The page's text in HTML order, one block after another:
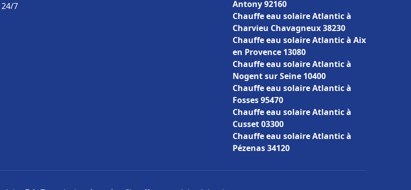
7
Antony 92160
Chauffe eau solaire Atlantic à
Charvieu Chavagneux 38230
Chauffe eau solaire Atlantic à Aix
en Provence 13080
Chauffe eau solaire Atlantic à
Nogent sur Seine 10400
Chauffe eau solaire Atlantic à
Fosses 95470
Chauffe eau solaire Atlantic à
Cusset 03300
Chauffe eau solaire Atlantic à
Pézenas 34120